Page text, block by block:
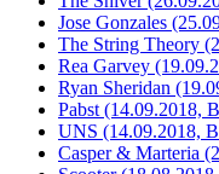
Jose Gonzales
The String Theory
Rea Garvey
Ryan Sheridan
Pabst (14.09.2018,
UNS (14.09.2018,
Casper & Marteria